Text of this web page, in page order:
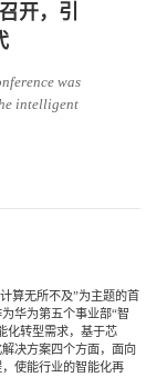
与芯片
开，引
was
intelligent
算无所不及”为主题的首
华为第五个事业部“智
化转型需求，基于芯
决方案四个方面，面向
使能行业的智能化再